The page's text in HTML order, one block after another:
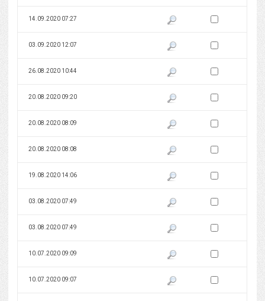
14.09.2020 07:27 Pokaż podgląd wersji z dnia
Zaznacz wersję do
03.09.2020 12:07 Pokaż podgląd wersji z dnia
Zaznacz wersję do
26.08.2020 10:44 Pokaż podgląd wersji z dnia
Zaznacz wersję do
20.08.2020 09:20 Pokaż podgląd wersji z dnia
Zaznacz wersję do
20.08.2020 08:09 Pokaż podgląd wersji z dnia
Zaznacz wersję do
20.08.2020 08:08 Pokaż podgląd wersji z dnia
Zaznacz wersję do
19.08.2020 14:06 Pokaż podgląd wersji z dnia
Zaznacz wersję do
03.08.2020 07:49 Pokaż podgląd wersji z dnia
Zaznacz wersję do
03.08.2020 07:49 Pokaż podgląd wersji z dnia
Zaznacz wersję do
10.07.2020 09:09 Pokaż podgląd wersji z dnia
Zaznacz wersję do
10.07.2020 09:07 Pokaż podgląd wersji z dnia
Zaznacz wersję do